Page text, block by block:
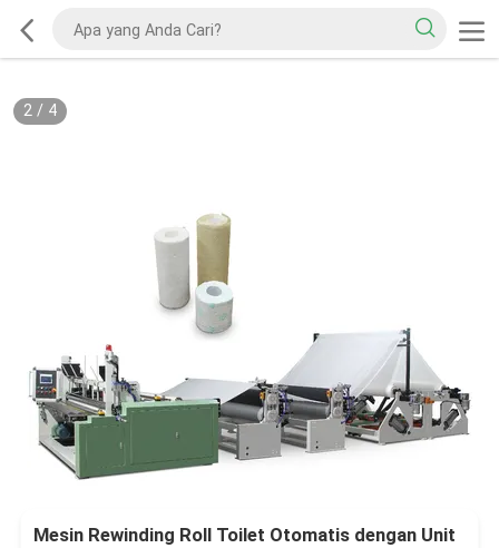
2/ 4
Mesin Rewinding Roll Toilet Otomatis dengan Unit